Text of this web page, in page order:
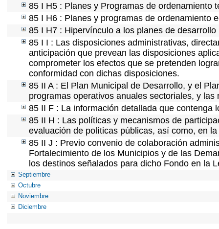
85 I H5 : Planes y Programas de ordenamiento
85 I H6 : Planes y programas de ordenamiento
85 I H7 : Hipervínculo a los planes de desarrollo
85 I I : Las disposiciones administrativas,
anticipación que prevean las disposiciones
comprometer los efectos que se pretenden
conformidad con dichas disposiciones.
85 II A : El Plan Municipal de Desarrollo, y el
programas operativos anuales sectoriales, y
85 II F : La información detallada que contenga
85 II H : Las políticas y mecanismos de
evaluación de políticas públicas, así como, en
85 II J : Previo convenio de colaboración
Fortalecimiento de los Municipios y de las
los destinos señalados para dicho Fondo en la
Septiembre
Octubre
Noviembre
Diciembre